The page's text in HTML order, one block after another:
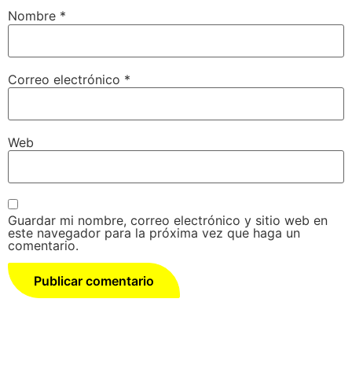
Nombre *
Correo electrónico *
Web
Guardar mi nombre, correo electrónico y sitio web en
este navegador para la próxima vez que haga un
comentario.